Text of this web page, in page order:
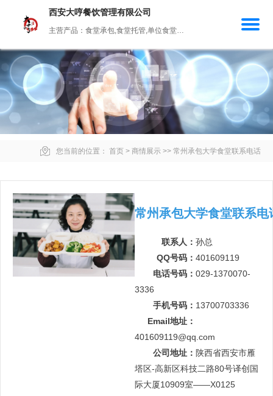
西安大哼餐饮管理有限公司
主营产品：食堂承包,食堂托管,单位食堂承包,中小学食堂承包,劳务食堂
您当前的位置： 首页 > 商情展示 >> 常州承包大学食堂联系电话
常州承包大学食堂联系电
联系人： 孙总
QQ号码： 401609119
电话号码： 029-1370070-
3336
手机号码： 13700703336
Email地址：
401609119@qq.com
公司地址： 陕西省西安市雁
塔区-高新区科技二路80号译创国
际大厦10909室——X0125